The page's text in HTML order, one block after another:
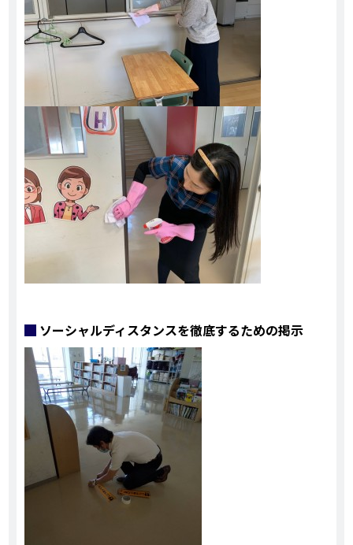
ソーシャルディスタンスを徹底するための掲示